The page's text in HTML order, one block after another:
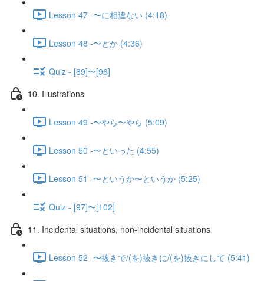
Lesson 47 -〜に相違ない (4:18)
Lesson 48 -〜とか (4:36)
Quiz - [89]〜[96]
10. Illustrations
Lesson 49 -〜やら〜やら (5:09)
Lesson 50 -〜といった (4:55)
Lesson 51 -〜というか〜というか (5:25)
Quiz - [97]〜[102]
11. Incidental situations, non-incidental situations
Lesson 52 -〜抜きで/(を)抜きに/(を)抜きにして (5:41)